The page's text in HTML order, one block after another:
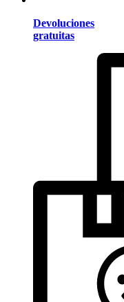
Devoluciones
gratuitas